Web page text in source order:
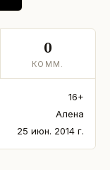
0
КОММ.
16+
Алена
25 июн. 2014 г.